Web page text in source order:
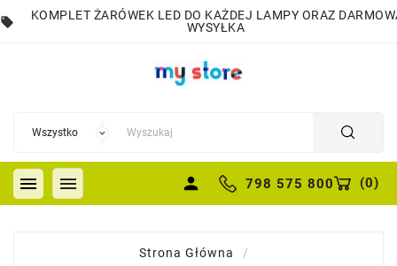
local_offer
KOMPLET ŻARÓWEK LED DO KAŻDEJ LAMPY ORAZ
WYSYŁKA
  person 798 575 800 (0)
Strona Główna